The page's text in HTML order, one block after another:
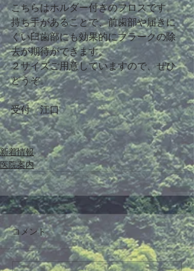
こちらはホルダー付きのフロスです。
持ち手があることで、前歯部や届きに
くい臼歯部にも効果的にプラークの除
去が期待ができます。
２サイズご用意していますので、ぜひ
どうぞ。
受付　江口
新着情報
医院案内
コメント